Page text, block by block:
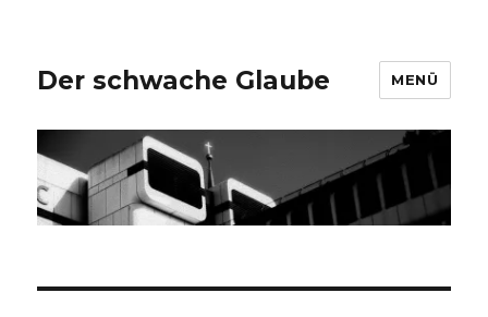
Der schwache Glaube MENÜ